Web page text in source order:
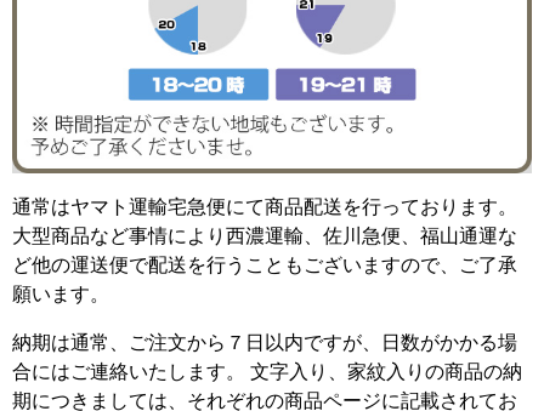
通常はヤマト運輸宅急便にて商品配送を行っております。
大型商品など事情により西濃運輸、佐川急便、福山通運な
ど他の運送便で配送を行うこともございますので、ご了承
願います。
納期は通常、ご注文から７日以内ですが、日数がかかる場
合にはご連絡いたします。 文字入り、家紋入りの商品の納
期につきましては、それぞれの商品ページに記載されてお